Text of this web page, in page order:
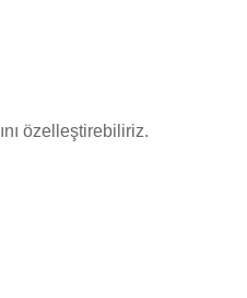
özelleştirebiliriz.